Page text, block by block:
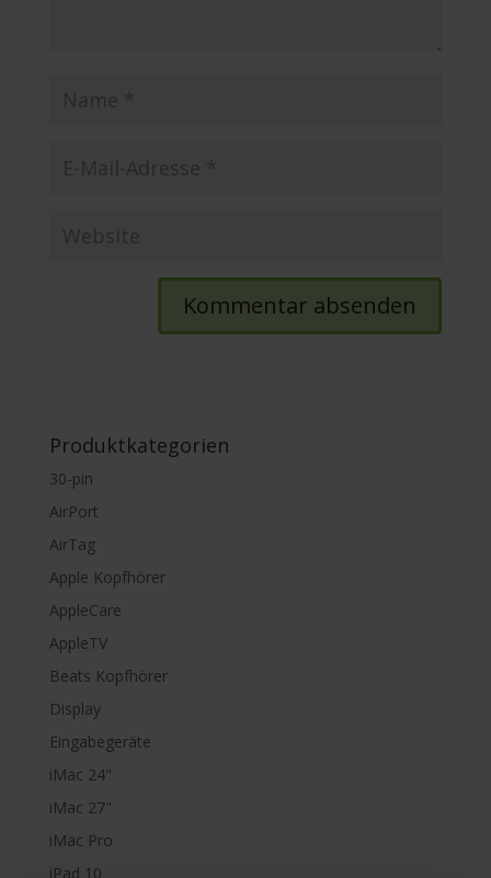
Produktkategorien
30-pin
AirPort
AirTag
Apple Kopfhörer
AppleCare
AppleTV
Beats Kopfhörer
Display
Eingabegeräte
iMac 24"
iMac 27"
iMac Pro
iPad 10